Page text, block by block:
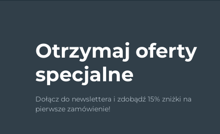
Otrzymaj oferty
specjalne
Dołącz do newslettera i zdobądź 15% zniżki na
pierwsze zamówienie!